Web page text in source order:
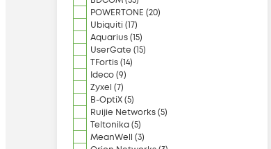
POWERTONE (20)
Ubiquiti (17)
Aquarius(15)
UserGate (15)
TFortis(14)
Ideco(9)
Zyxel (7)
B-OptiX(5)
Ruijie Networks(5)
Teltonika(5)
MeanWell (3)